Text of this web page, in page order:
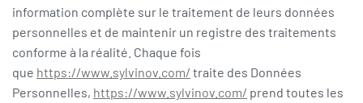
information complète sur le traitement de leurs données
personnelles et de maintenir un registre des traitements
conforme à la réalité. Chaque fois
que https://www.sylvinov.com/ traite des Données
Personnelles, https://www.sylvinov.com/ prend toutes les